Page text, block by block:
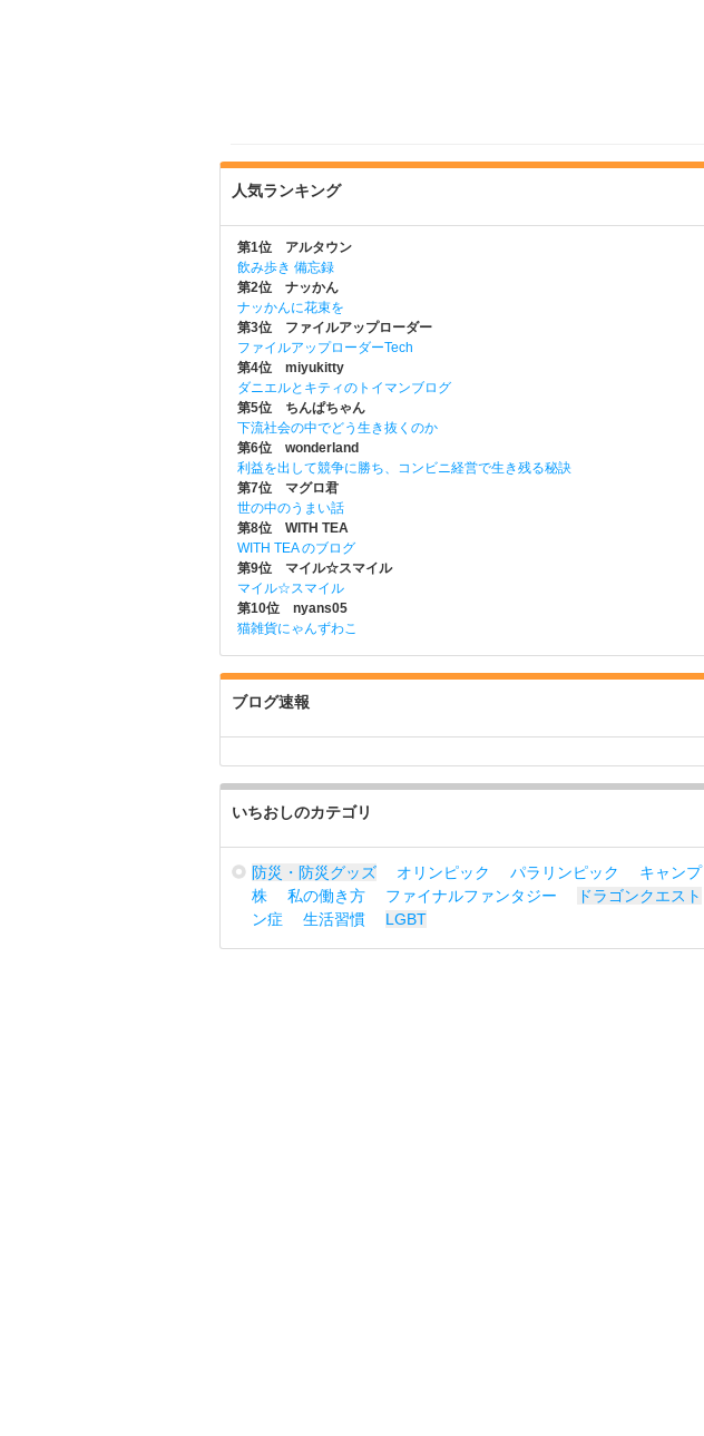
人気ランキング
第1位 アルタウン
飲み歩き 備忘録
第2位 ナッかん
ナッかんに花束を
第3位 ファイルアップローダー
ファイルアップローダーTech
第4位 miyukitty
ダニエルとキティのトイマンブログ
第5位 ちんぱちゃん
下流社会の中でどう生き抜くのか
第6位 wonderland
利益を出して競争に勝ち、コンビニ経営で生き残る秘訣
第7位 マグロ君
世の中のうまい話
第8位 WITH TEA
WITH TEA のブログ
第9位 マイル☆スマイル
マイル☆スマイル
第10位 nyans05
猫雑貨にゃんずわこ
ブログ速報
いちおしのカテゴリ
防災・防災グッズ オリンピック パラリンピック キャンプ
株
私の働き方 ファイナルファンタジー ドラゴンクエスト
ン症
生活習慣 LGBT